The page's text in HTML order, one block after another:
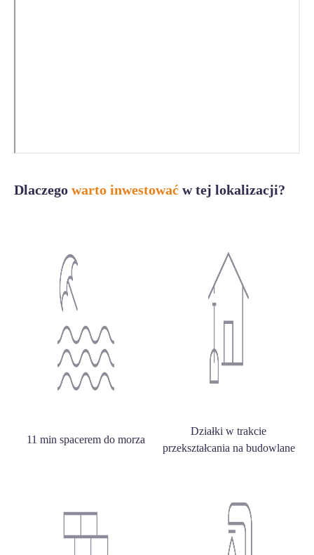
Dlaczego warto inwestować w tej lokalizacji?
11 min spacerem do morza
Działki w trakcie
przekształcania na budowlane